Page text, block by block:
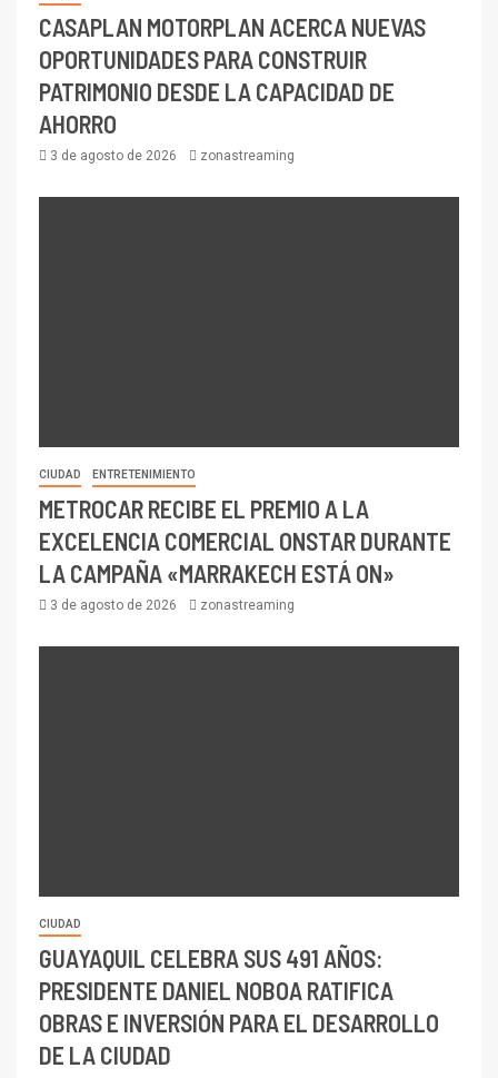
CASAPLAN MOTORPLAN ACERCA NUEVAS
OPORTUNIDADES PARA CONSTRUIR
PATRIMONIO DESDE LA CAPACIDAD DE
AHORRO
3 de agosto de 2026 zonastreaming
CIUDAD ENTRETENIMIENTO
METROCAR RECIBE EL PREMIO A LA
EXCELENCIA COMERCIAL ONSTAR DURANTE
LA CAMPAÑA «MARRAKECH ESTÁ ON»
3 de agosto de 2026 zonastreaming
CIUDAD
GUAYAQUIL CELEBRA SUS 491 AÑOS:
PRESIDENTE DANIEL NOBOA RATIFICA
OBRAS E INVERSIÓN PARA EL DESARROLLO
DE LA CIUDAD